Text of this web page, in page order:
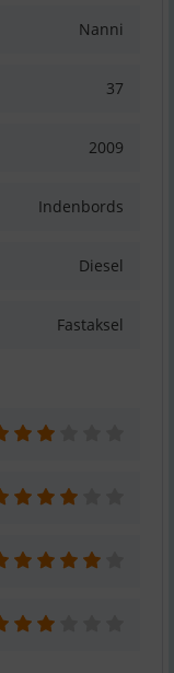
Nanni
37
2009
Indenbords
Diesel
Fastaksel